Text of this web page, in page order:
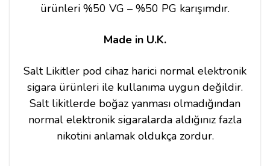
ürünleri %50 VG – %50 PG karışımdır.
Made in U.K.
Salt Likitler pod cihaz harici normal elektronik
sigara ürünleri ile kullanıma uygun değildir.
Salt likitlerde boğaz yanması olmadığından
normal elektronik sigaralarda aldığınız fazla
nikotini anlamak oldukça zordur.